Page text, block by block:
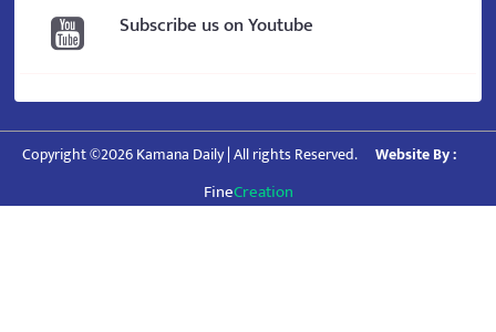
Subscribe us on Youtube
Copyright ©2026 Kamana Daily | All rights Reserved. Website By :
FineCreation